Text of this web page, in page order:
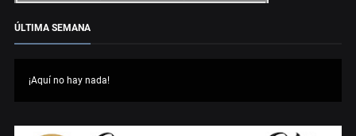
ÚLTIMA SEMANA
¡Aquí no hay nada!